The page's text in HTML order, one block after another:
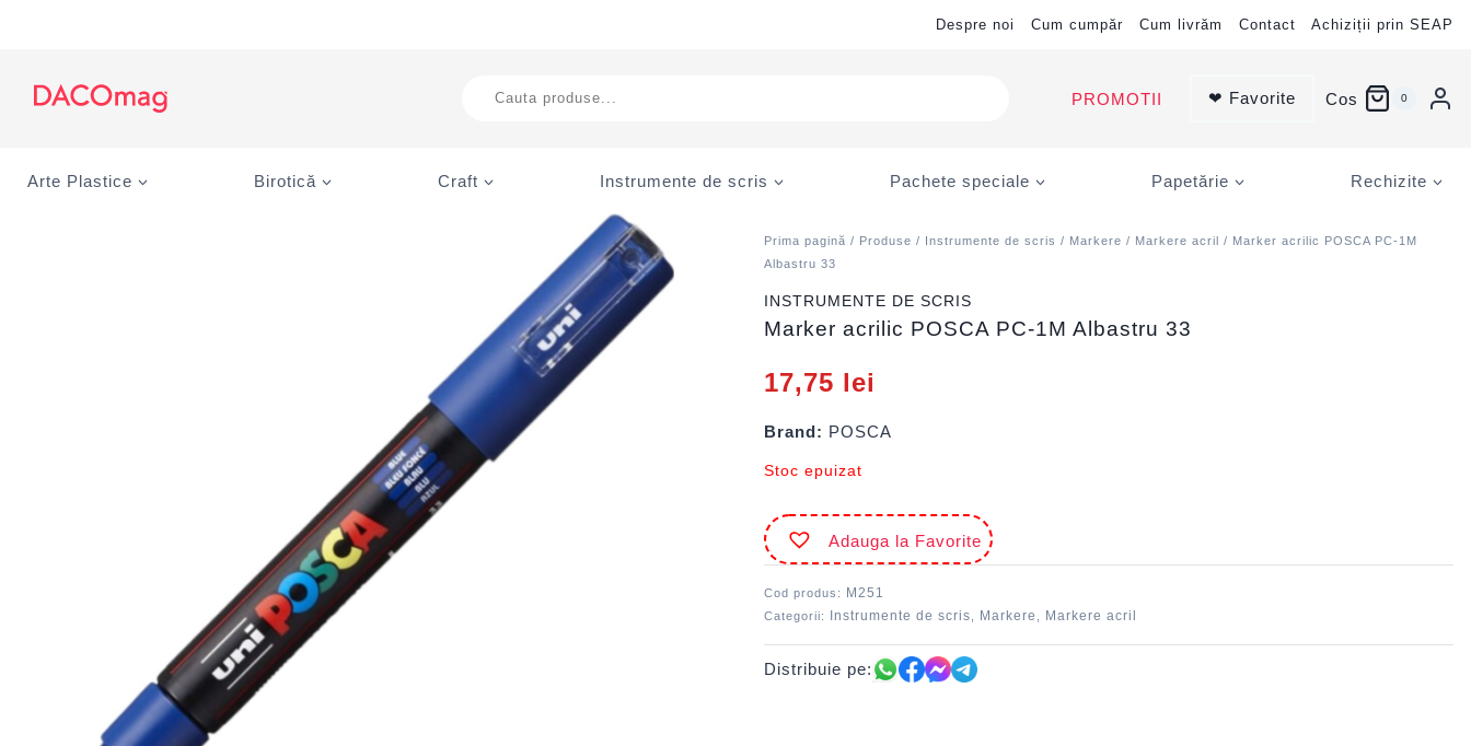
Despre noi Cum cumpăr Cum livrăm Contact Achiziții prin SEAP
search
PROMOTII ❤ Favorite Cos 0
Arte Plastice Birotică Craft Instrumente de scris Pachete speciale Papetărie Rechizite
Prima pagină / Produse / Instrumente de scris / Markere / Markere acril / Marker acrilic POSCA PC-1M
Albastru 33
INSTRUMENTE DE SCRIS
Marker acrilic POSCA PC-1M Albastru 33
17,75 lei
Brand: POSCA
Stoc epuizat
Adauga la Favorite
Cod produs: M251
Categorii: Instrumente de scris Markere Markere acril
Distribuie pe: